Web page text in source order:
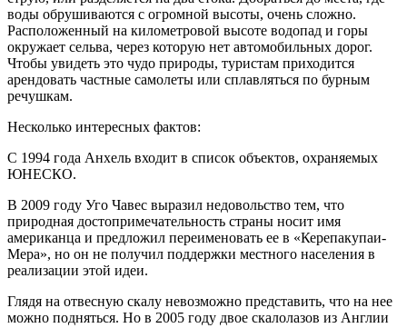
воды обрушиваются с огромной высоты, очень сложно.
Расположенный на километровой высоте водопад и горы
окружает сельва, через которую нет автомобильных дорог.
Чтобы увидеть это чудо природы, туристам приходится
арендовать частные самолеты или сплавляться по бурным
речушкам.
Несколько интересных фактов:
С 1994 года Анхель входит в список объектов, охраняемых
ЮНЕСКО.
В 2009 году Уго Чавес выразил недовольство тем, что
природная достопримечательность страны носит имя
американца и предложил переименовать ее в «Керепакупаи-
Мера», но он не получил поддержки местного населения в
реализации этой идеи.
Глядя на отвесную скалу невозможно представить, что на нее
можно подняться. Но в 2005 году двое скалолазов из Англии